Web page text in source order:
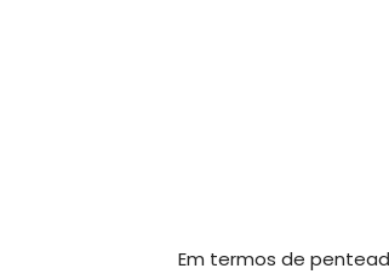
Em termos de